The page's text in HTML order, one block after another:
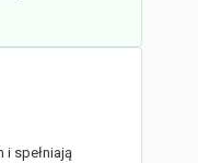
i spełniają